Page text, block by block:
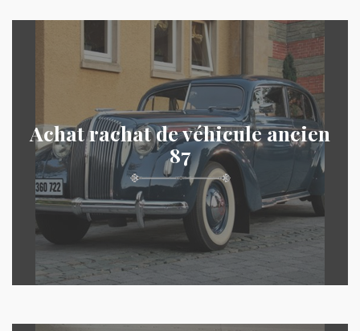
Achat rachat de véhicule ancien
87